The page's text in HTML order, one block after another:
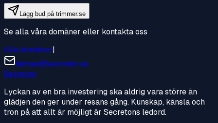
Lägg bud på trimmer.se
Se alla våra domäner eller kontakta oss
Alla domäner|
doman@secreton.se
Secreton
Lyckan av en bra investering ska aldrig vara större än
glädjen den ger under resans gång. Kunskap, känsla och
tron på att allt är möjligt är Secretons ledord.